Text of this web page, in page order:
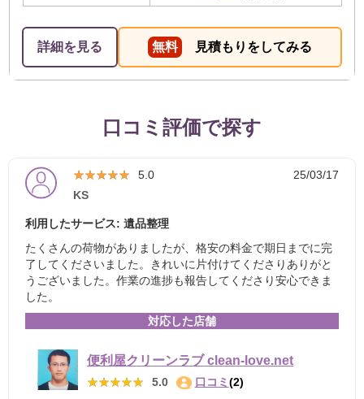
詳細を見る 無料 見積もりをしてみる
口コミ評価で探す
★★★★★
★★★★★ 5.0
25/03/17
KS
利用したサービス: 遺品整理
たくさんの荷物がありましたが、格安の料金で期日までに完
了してくださいました。きれいに片付けてくださりありがと
うございました。作業の進捗も報告してくださり安心できま
した。
対応した店舗
便利屋クリーンラブ clean-love.net
★★★★★
★★★★★ 5.0 口コミ (2)